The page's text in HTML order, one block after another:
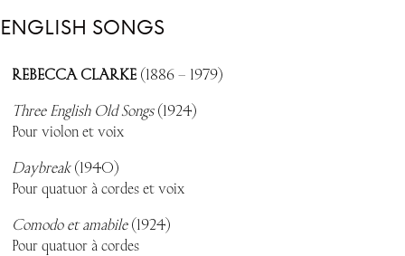
ENGLISH SONGS
REBECCA CLARKE(1886 – 1979)
Three English Old Songs(1924)
Pour violon et voix
Daybreak(1940)
Pour quatuor à cordes et voix
Comodo et amabile(1924)
Pour quatuor à cordes